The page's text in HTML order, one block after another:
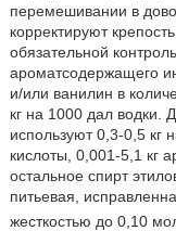
перемешивании в
корректируют
обязательной
ароматсодержащего
и/или ванилин в
кг на 1000 дал водки.
используют 0,3-0,5 кг
кислоты, 0,001-5,1 кг
остальное спирт
питьевая,
жесткостью до 0,10